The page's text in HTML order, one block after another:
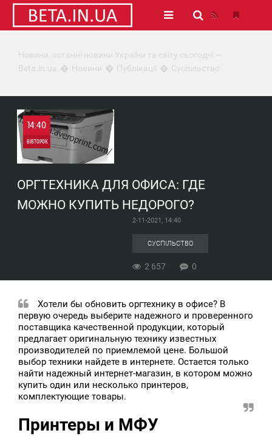
Новини, останні новини України та світу сьогодні —
Beta.in.ua
Новини Публікації Суспільство
14:40
ВІВТОРОК
0
ОРГТЕХНИКА ДЛЯ ОФИСА: ГДЕ
МОЖНО КУПИТЬ НЕДОРОГО?
2-11-2021, 14:40
СУСПІЛЬСТВО
2 657 0
Хотели бы обновить оргтехнику в офисе? В
первую очередь выберите надежного и проверенного
поставщика качественной продукции, который
предлагает оригинальную технику известных
производителей по приемлемой цене. Большой
выбор техники найдете в интернете. Остается только
найти надежный интернет-магазин, в котором можно
купить один или несколько принтеров,
комплектующие товары.
Принтеры и МФУ